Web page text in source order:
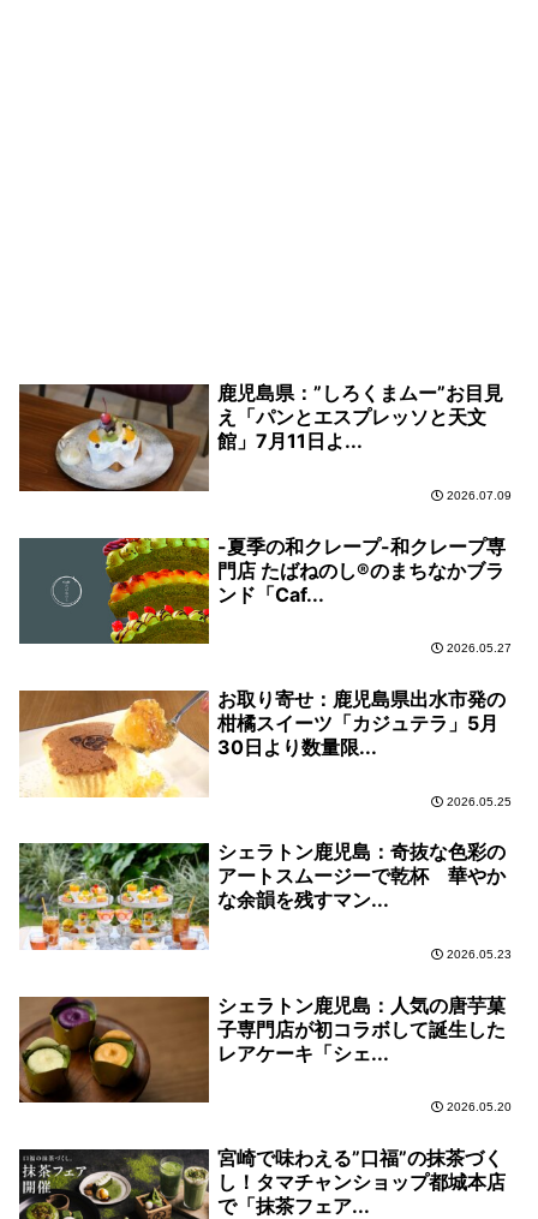
鹿児島県：”しろくまムー”お目見
え「パンとエスプレッソと天文
館」7月11日よ...
2026.07.09
-夏季の和クレープ-和クレープ専
門店 たばねのし®のまちなかブラ
ンド「Caf...
2026.05.27
お取り寄せ：鹿児島県出水市発の
柑橘スイーツ「カジュテラ」5月
30日より数量限...
2026.05.25
シェラトン鹿児島：奇抜な色彩の
アートスムージーで乾杯 華やか
な余韻を残すマン...
2026.05.23
シェラトン鹿児島：人気の唐芋菓
子専門店が初コラボして誕生した
レアケーキ「シェ...
2026.05.20
宮崎で味わえる”口福”の抹茶づく
し！タマチャンショップ都城本店
で「抹茶フェア...